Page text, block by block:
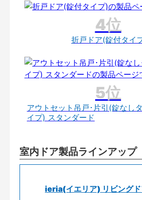
折戸ドア(錠付タイ
アウトセット吊戸･片引(錠なし
イプ) スタンダード
室内ドア製品ラインアップ
ieria(イエリア) リビングド